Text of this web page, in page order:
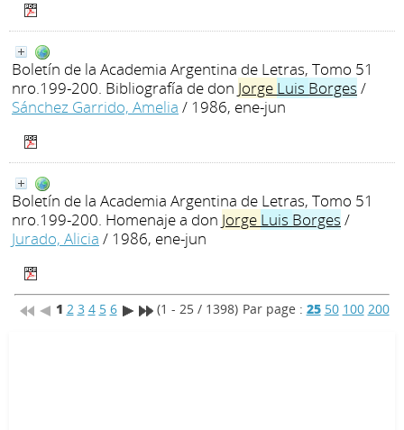
Boletín de la Academia Argentina de Letras, Tomo 51
nro.199-200. Bibliografía de don Jorge Luis Borges /
Sánchez Garrido, Amelia / 1986, ene-jun
Boletín de la Academia Argentina de Letras, Tomo 51
nro.199-200. Homenaje a don Jorge Luis Borges /
Jurado, Alicia / 1986, ene-jun
1 2 3 4 5 6 (1 - 25 / 1398) Par page : 25 50 100 200